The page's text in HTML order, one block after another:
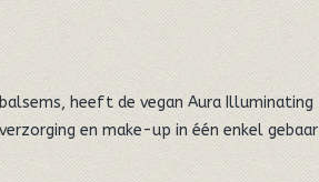
heeft de vegan Aura Illuminating
en make-up in één enkel gebaar